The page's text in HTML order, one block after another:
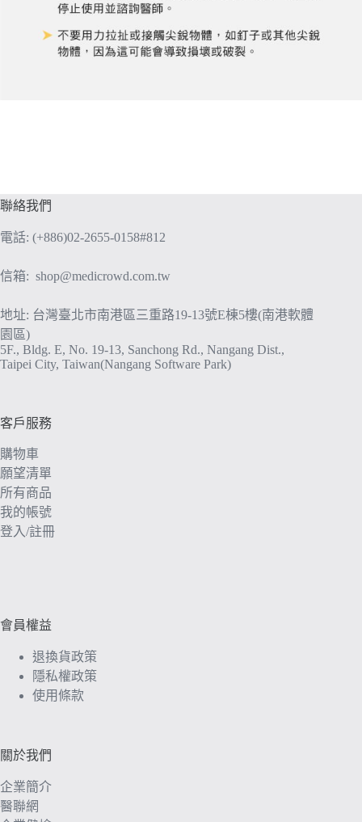
聯絡我們
電話: (+886)02-2655-0158#812
信箱: shop@medicrowd.com.tw
地址: 台灣臺北市南港區三重路19-13號E棟5樓(南港軟體
園區)
5F., Bldg. E, No. 19-13, Sanchong Rd., Nangang Dist.,
Taipei City, Taiwan(Nangang Software Park)
客戶服務
購物車
願望清單
所有商品
我的帳號
登入/註冊
會員權益
退換貨政策
隱私權政策
使用條款
關於我們
企業簡介
醫聯網